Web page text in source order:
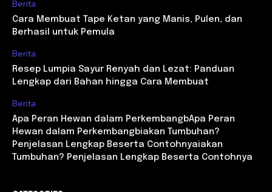
Berita
Cara Membuat Tape Ketan yang Manis, Pulen, dan
Berhasil untuk Pemula
Berita
Resep Lumpia Sayur Renyah dan Lezat: Panduan
Lengkap dari Bahan hingga Cara Membuat
Berita
Apa Peran Hewan dalam PerkembangbApa Peran
Hewan dalam Perkembangbiakan Tumbuhan?
Penjelasan Lengkap Beserta Contohnyaiakan
Tumbuhan? Penjelasan Lengkap Beserta Contohnya